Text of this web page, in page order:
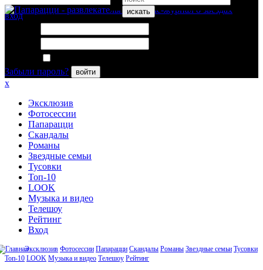
искать
вход
Забыли пароль?
войти
x
Эксклюзив
Фотосессии
Папарацци
Скандалы
Романы
Звездные семьи
Тусовки
Топ-10
LOOK
Музыка и видео
Телешоу
Рейтинг
Вход
Эксклюзив Фотосессии Папарацци Скандалы Романы Звездные семьи Тусовки
Топ-10 LOOK Музыка и видео Телешоу Рейтинг